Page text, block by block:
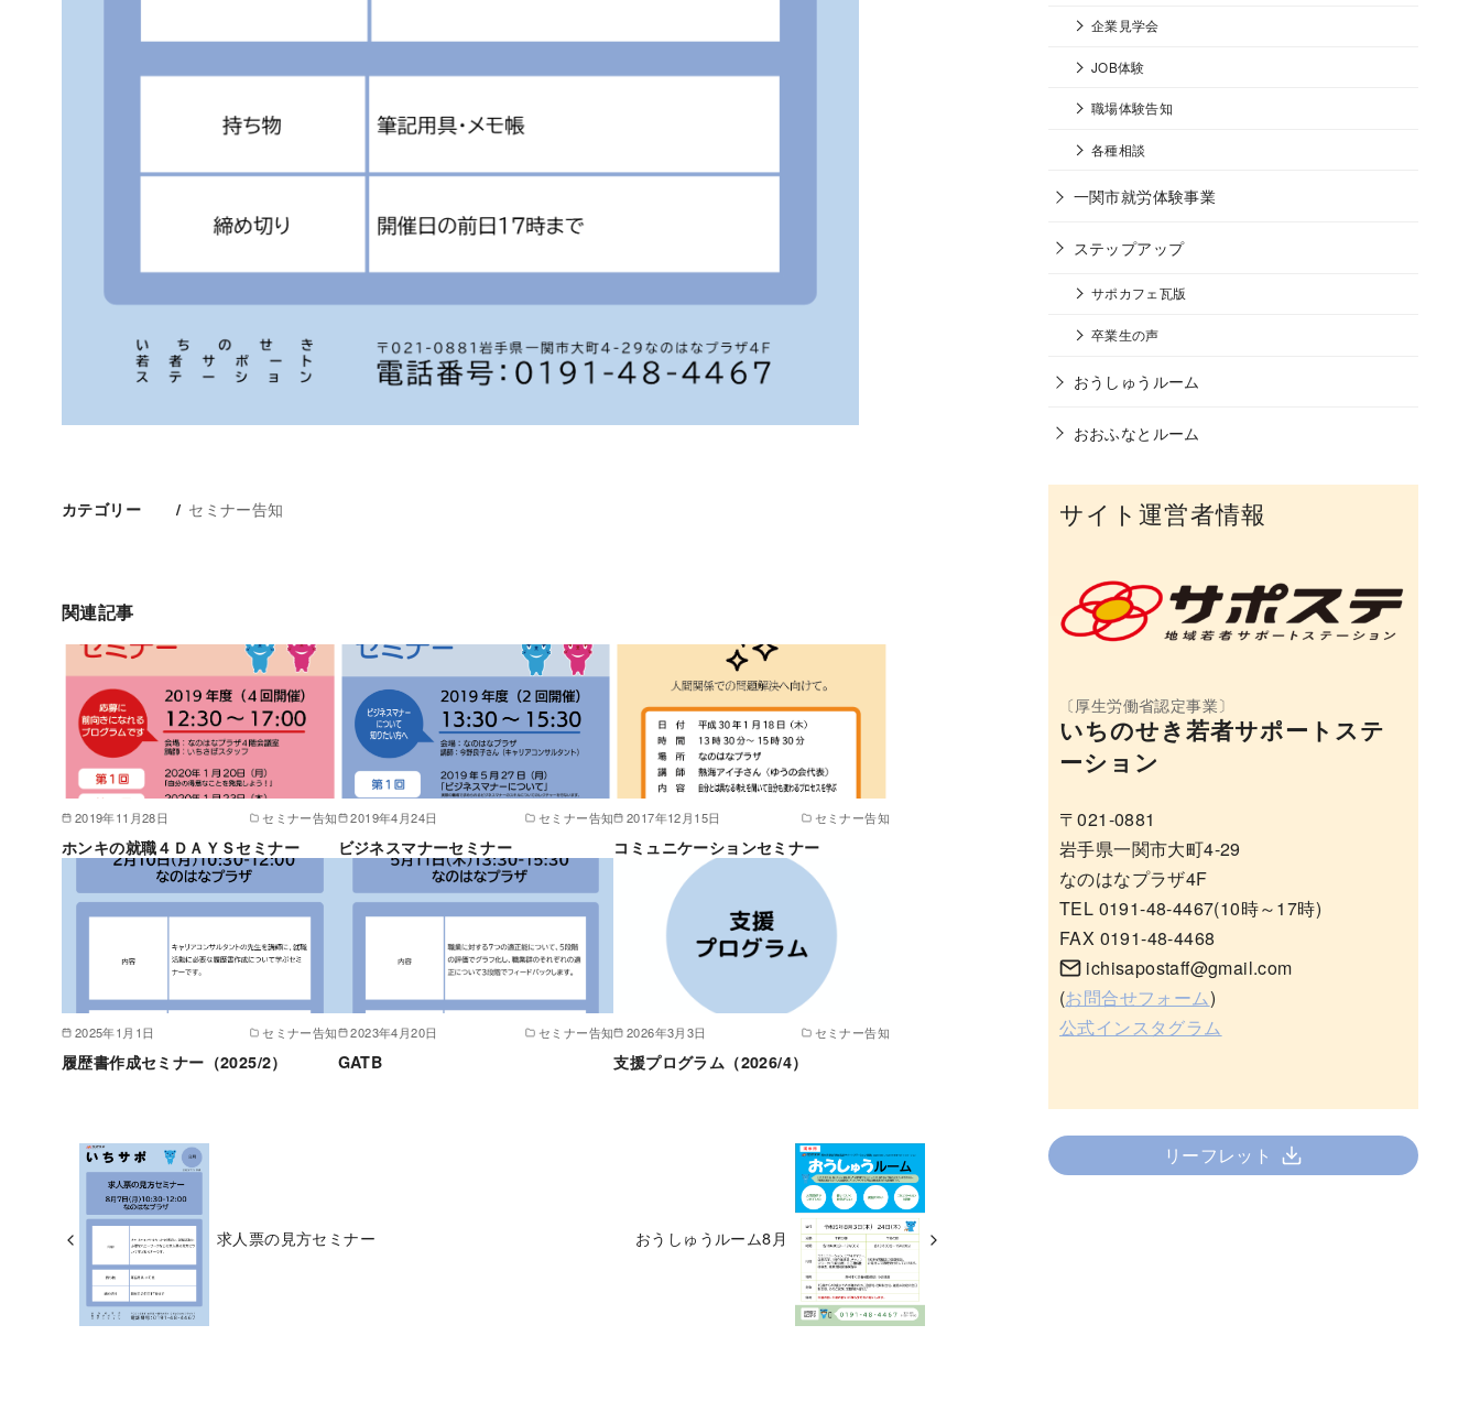
カテゴリー セミナー告知
関連記事
2019年11月28日 セミナー告知
ホンキの就職４ＤＡＹＳセミナー
2019年4月24日 セミナー告知
ビジネスマナーセミナー
2017年12月15日 セミナー告知
コミュニケーションセミナー
2025年1月1日 セミナー告知
履歴書作成セミナー（2025/2）
2023年4月20日 セミナー告知
GATB
2026年3月3日 セミナー告知
支援プログラム（2026/4）
求人票の見方セミナー おうしゅうルーム8月
企業見学会
JOB体験
職場体験告知
各種相談
一関市就労体験事業
ステップアップ
サポカフェ瓦版
卒業生の声
おうしゅうルーム
おおふなとルーム
サイト運営者情報
いちのせき若者サポートステ
ーション
〒021-0881
岩手県一関市大町4-29
なのはなプラザ4F
TEL 0191-48-4467(10時～17時)
FAX 0191-48-4468
ichisapostaff@gmail.com
(お問合せフォーム)
公式インスタグラム
リーフレット